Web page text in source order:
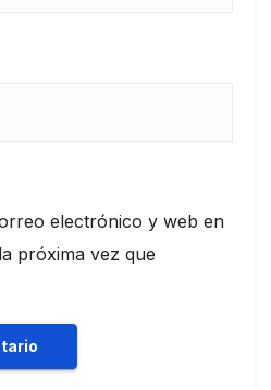
electrónico y web en
próxima vez que